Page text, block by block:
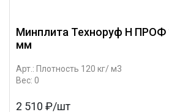
Минплита Техноруф Н ПРОФ
мм
Арт.: Плотность 120 кг/ м3
Вес: 0
2 510 ₽/шт